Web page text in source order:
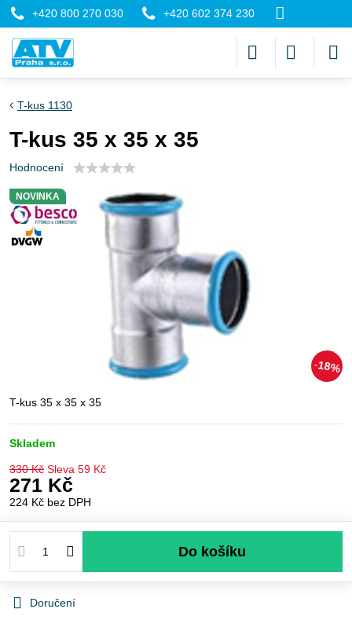
+420 800 270 030 +420 602 374 230
NOVINKA
18%
T-kus 1130
T-kus 35 x 35 x 35
Hodnocení
T-kus 35 x 35 x 35
Skladem
330 Kč Sleva 59 Kč
271 Kč
224 Kč bez DPH
Do košíku
Doručení